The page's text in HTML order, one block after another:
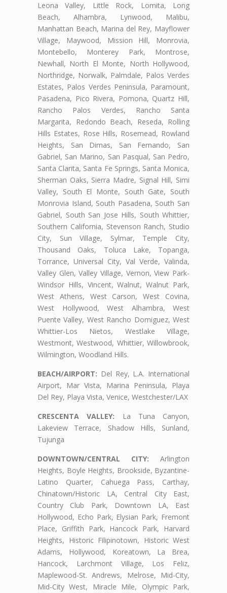
Leona Valley, Little Rock, Lomita, Long
Beach, Alhambra, Lynwood, Malibu,
Manhattan Beach, Marina del Rey, Mayflower
Village, Maywood, Mission Hill, Monrovia,
Montebello, Monterey Park, Montrose,
Newhall, North El Monte, North Hollywood,
Northridge, Norwalk, Palmdale, Palos Verdes
Estates, Palos Verdes Peninsula, Paramount,
Pasadena, Pico Rivera, Pomona, Quartz Hill,
Rancho Palos Verdes, Rancho Santa
Margarita, Redondo Beach, Reseda, Rolling
Hills Estates, Rose Hills, Rosemead, Rowland
Heights, San Dimas, San Fernando, San
Gabriel, San Marino, San Pasqual, San Pedro,
Santa Clarita, Santa Fe Springs, Santa Monica,
Sherman Oaks, Sierra Madre, Signal Hill, Simi
Valley, South El Monte, South Gate, South
Monrovia Island, South Pasadena, South San
Gabriel, South San Jose Hills, South Whittier,
Southern California, Stevenson Ranch, Studio
City, Sun Village, Sylmar, Temple City,
Thousand Oaks, Toluca Lake, Topanga,
Torrance, Universal City, Val Verde, Valinda,
Valley Glen, Valley Village, Vernon, View Park-
Windsor Hills, Vincent, Walnut, Walnut Park,
West Athens, West Carson, West Covina,
West Hollywood, West Alhambra, West
Puente Valley, West Rancho Domiguez, West
Whittier-Los Nietos, Westlake Village,
Westmont, Westwood, Whittier, Willowbrook,
Wilmington, Woodland Hills.
BEACH/AIRPORT: Del Rey, L.A. International
Airport, Mar Vista, Marina Peninsula, Playa
Del Rey, Playa Vista, Venice, Westchester/LAX
CRESCENTA VALLEY: La Tuna Canyon,
Lakeview Terrace, Shadow Hills, Sunland,
Tujunga
DOWNTOWN/CENTRAL CITY: Arlington
Heights, Boyle Heights, Brookside, Byzantine-
Latino Quarter, Cahuega Pass, Carthay,
Chinatown/Historic LA, Central City East,
Country Club Park, Downtown LA, East
Hollywood, Echo Park, Elysian Park, Fremont
Place, Griffith Park, Hancock Park, Harvard
Heights, Historic Filipinotown, Historic West
Adams, Hollywood, Koreatown, La Brea,
Hancock, Larchmont Village, Los Feliz,
Maplewood-St. Andrews, Melrose, Mid-City,
Mid-City West, Miracle Mile, Olympic Park,